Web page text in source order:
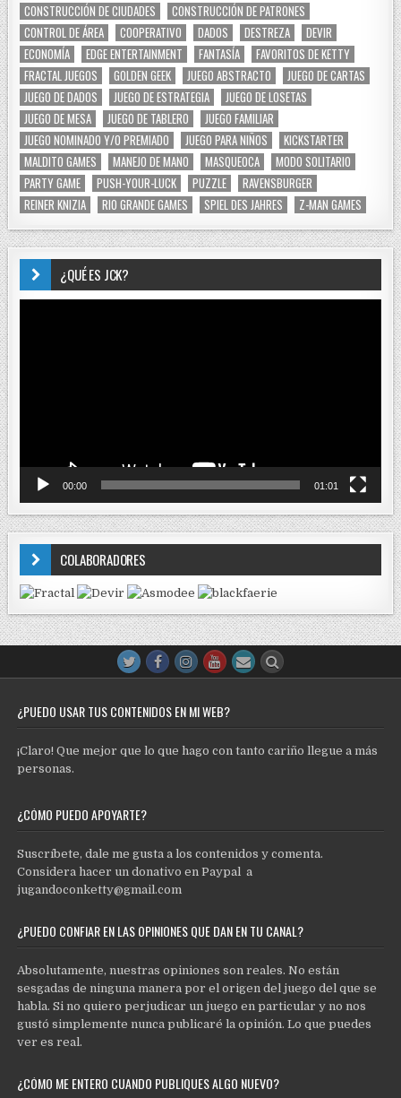
CONSTRUCCIÓN DE CIUDADES
CONSTRUCCIÓN DE PATRONES
CONTROL DE ÁREA
COOPERATIVO DADOS DESTREZA
DEVIR
ECONOMÍA
EDGE ENTERTAINMENT FANTASÍA
FAVORITOS DE KETTY
FRACTAL JUEGOS
GOLDEN GEEK JUEGO ABSTRACTO
JUEGO DE CARTAS
JUEGO DE DADOS
JUEGO DE ESTRATEGIA
JUEGO DE LOSETAS
JUEGO DE MESA
JUEGO DE TABLERO
JUEGO FAMILIAR
JUEGO NOMINADO Y/O PREMIADO
JUEGO PARA NIÑOS
KICKSTARTER
MALDITO GAMES
MANEJO DE MANO MASQUEOCA
MODO SOLITARIO
PARTY GAME
PUSH-YOUR-LUCK PUZZLE
RAVENSBURGER
REINER KNIZIA
RIO GRANDE GAMES SPIEL DES JAHRES Z-MAN GAMES
¿QUÉ ES JCK?
00:00 01:01
COLABORADORES
¿PUEDO USAR TUS CONTENIDOS EN MI WEB?
¡Claro! Que mejor que lo que hago con tanto cariño llegue a más
personas.
¿CÓMO PUEDO APOYARTE?
Suscríbete, dale me gusta a los contenidos y comenta.
Considera hacer un donativo en Paypal a
jugandoconketty@gmail.com
¿PUEDO CONFIAR EN LAS OPINIONES QUE DAN EN TU CANAL?
Absolutamente, nuestras opiniones son reales. No están
sesgadas de ninguna manera por el origen del juego del que se
habla. Si no quiero perjudicar un juego en particular y no nos
gustó simplemente nunca publicaré la opinión. Lo que puedes
ver es real.
¿CÓMO ME ENTERO CUANDO PUBLIQUES ALGO NUEVO?